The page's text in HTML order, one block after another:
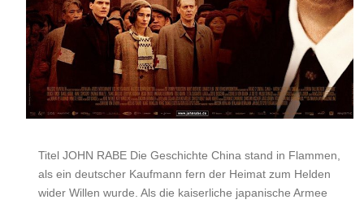
Titel JOHN RABE Die Geschichte China stand in Flammen,
als ein deutscher Kaufmann fern der Heimat zum Helden
wider Willen wurde. Als die kaiserliche japanische Armee